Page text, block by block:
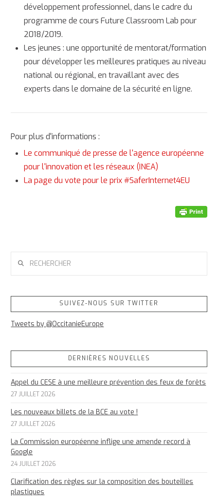
développement professionnel, dans le cadre du
programme de cours Future Classroom Lab pour
2018/2019.
Les jeunes : une opportunité de mentorat/formation
pour développer les meilleures pratiques au niveau
national ou régional, en travaillant avec des
experts dans le domaine de la sécurité en ligne.
Pour plus d'informations :
Le communiqué de presse de l'agence européenne
pour l'innovation et les réseaux (INEA)
La page du vote pour le prix #SaferInternet4EU
SUIVEZ-NOUS SUR TWITTER
Tweets by @OccitanieEurope
DERNIÈRES NOUVELLES
Appel du CESE à une meilleure prévention des feux de forêts
27 JUILLET 2026
Les nouveaux billets de la BCE au vote !
27 JUILLET 2026
La Commission européenne inflige une amende record à
Google
24 JUILLET 2026
Clarification des règles sur la composition des bouteilles
plastiques